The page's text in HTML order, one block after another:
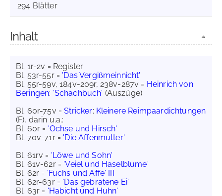
294 Blätter
Inhalt
Bl. 1r-2v = Register
Bl. 53r-55r = 'Das Vergißmeinnicht'
Bl. 55r-59v, 184v-209r, 238v-287v = Heinrich von
Beringen: 'Schachbuch' (Auszüge)
Bl. 60r-75v =Stricker: Kleinere Reimpaardichtungen
(F), darin u.a.:
Bl. 60r = 'Ochse und Hirsch'
Bl. 70v-71r = 'Die Affenmutter'
Bl. 61rv = 'Löwe und Sohn'
Bl. 61v-62r = 'Veiel und Haselblume'
Bl. 62r = 'Fuchs und Affe' III
Bl. 62r-63r = 'Das gebratene Ei'
Bl. 63r = 'Habicht und Huhn'